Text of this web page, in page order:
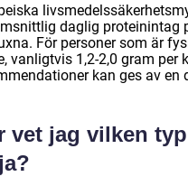
daglig proteinintag
För personer som är
vanligtvis 1,2-2,0 gram
kan ges av
vet jag vilken